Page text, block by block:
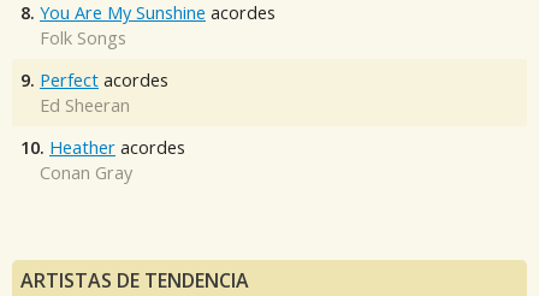
8. You Are My Sunshine acordes
Folk Songs
9. Perfect acordes
Ed Sheeran
10. Heather acordes
Conan Gray
ARTISTAS DE TENDENCIA